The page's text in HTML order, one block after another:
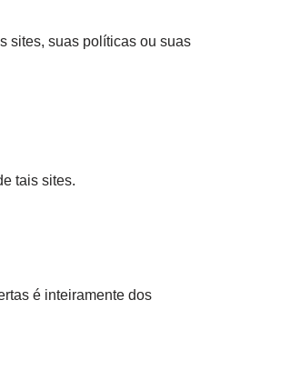
sites, suas políticas ou suas
tais sites.
é inteiramente dos